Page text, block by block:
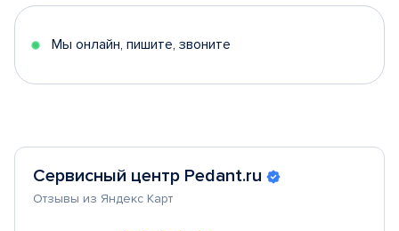
5
Мы онлайн, пишите, звоните
Сервисный центр Pedant.ru
Отзывы из Яндекс Карт